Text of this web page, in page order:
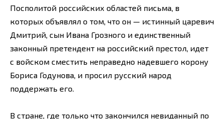
Посполитой российских областей письма, в
которых объявлял о том, что он — истинный царевич
Дмитрий, сын Ивана Грозного и единственный
законный претендент на российский престол, идет
с войском сместить неправедно надевшего корону
Бориса Годунова, и просил русский народ
поддержать его.
В стране, где только что закончился невиданный по